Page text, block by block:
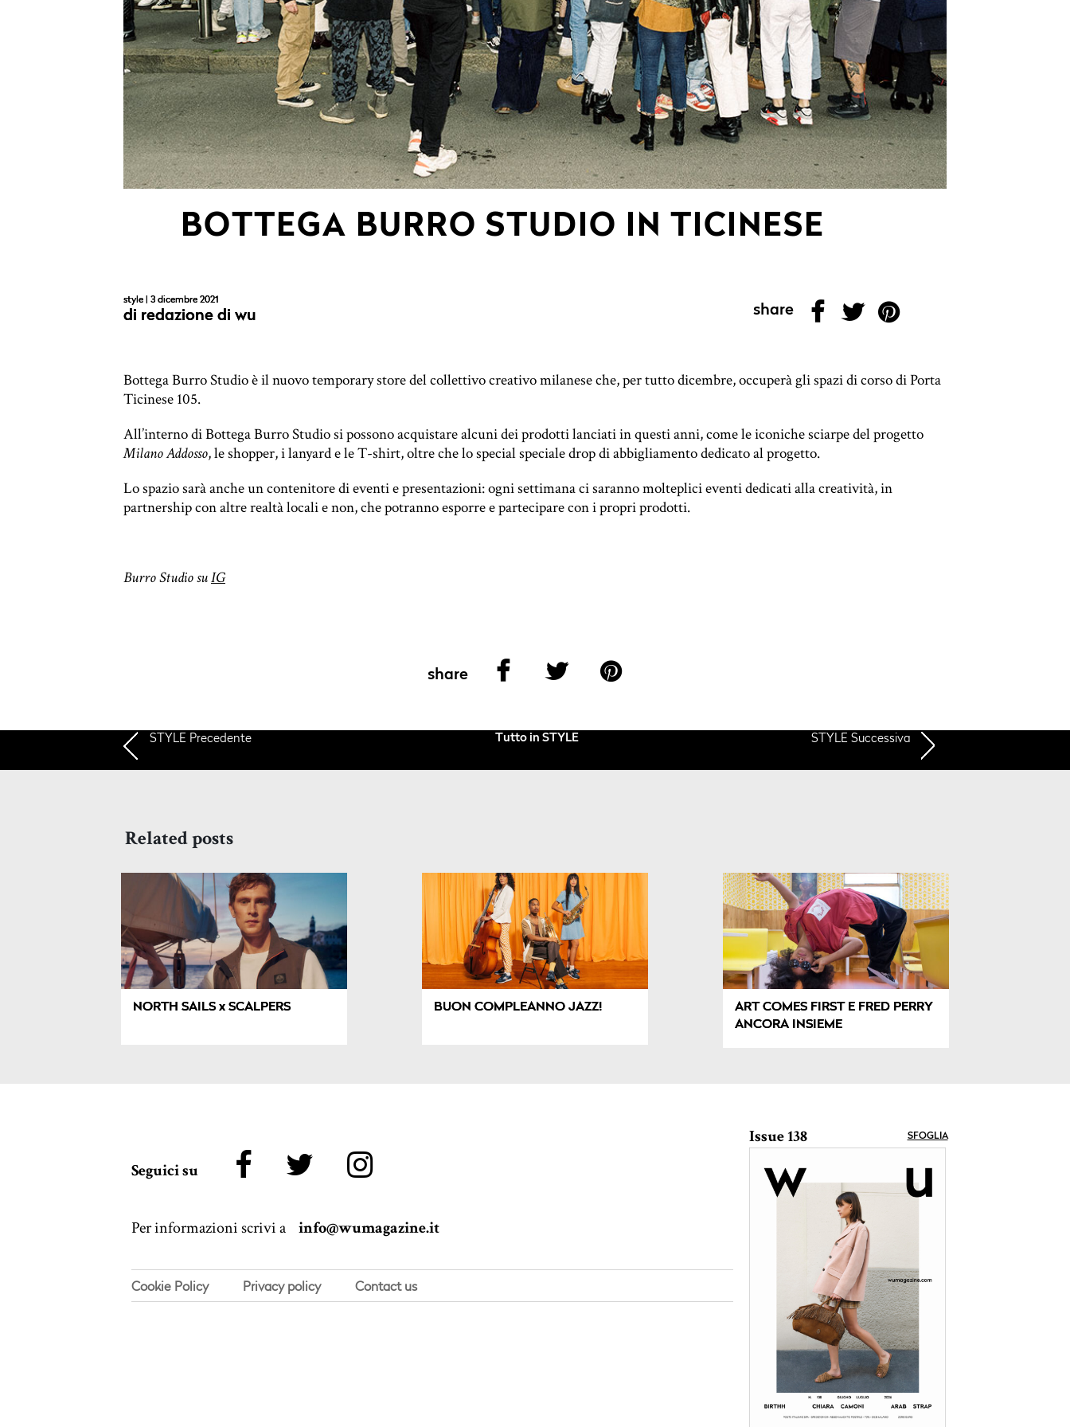
BOTTEGA BURRO STUDIO IN TICINESE
style | 3 dicembre 2021
di redazione di wu share
Bottega Burro Studio è il nuovo temporary store del collettivo creativo milanese che, per tutto dicembre, occuperà gli spazi di corso di Porta
Ticinese 105.
All’interno di Bottega Burro Studio si possono acquistare alcuni dei prodotti lanciati in questi anni,come le iconiche sciarpe del progetto
Milano Addosso, le shopper, i lanyard e le T-shirt, oltre che lo specialspeciale drop di abbigliamento dedicato al progetto.
Lo spazio sarà anche un contenitore di eventi e presentazioni:ogni settimana ci saranno molteplici eventi dedicati alla creatività, in
partnership con altre realtà locali e non, che potranno esporre e partecipare con i propri prodotti.
Burro Studio suIG
share
STYLE Precedente Tutto in STYLE STYLE Successiva
Related posts
NORTH SAILS x SCALPERS BUON COMPLEANNO JAZZ!
ART COMES FIRST E FRED PERRY
ANCORA INSIEME
Seguici su
Per informazioni scrivi a info@wumagazine.it
Cookie Policy Privacy policy Contact us
Issue 138 SFOGLIA